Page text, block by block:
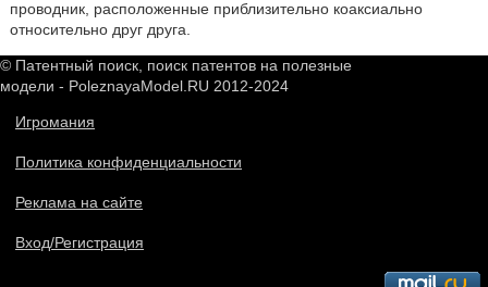
проводник, расположенные приблизительно коаксиально
относительно друг друга.
© Патентный поиск, поиск патентов на полезные
модели - PoleznayaModel.RU 2012-2024
Игромания
Политика конфиденциальности
Реклама на сайте
Вход/Регистрация